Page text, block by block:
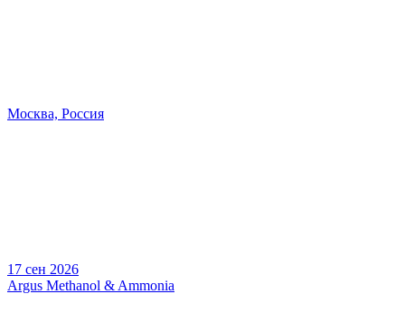
Москва, Россия
17 сен 2026
Argus Methanol & Ammonia